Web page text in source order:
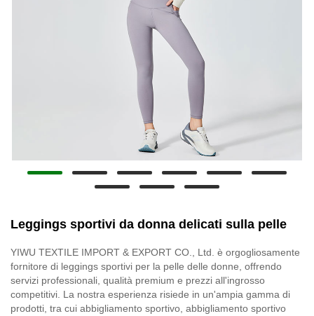
Leggings sportivi da donna delicati sulla pelle
YIWU TEXTILE IMPORT & EXPORT CO., Ltd. è orgogliosamente
fornitore di leggings sportivi per la pelle delle donne, offrendo
servizi professionali, qualità premium e prezzi all'ingrosso
competitivi. La nostra esperienza risiede in un'ampia gamma di
prodotti, tra cui abbigliamento sportivo, abbigliamento sportivo